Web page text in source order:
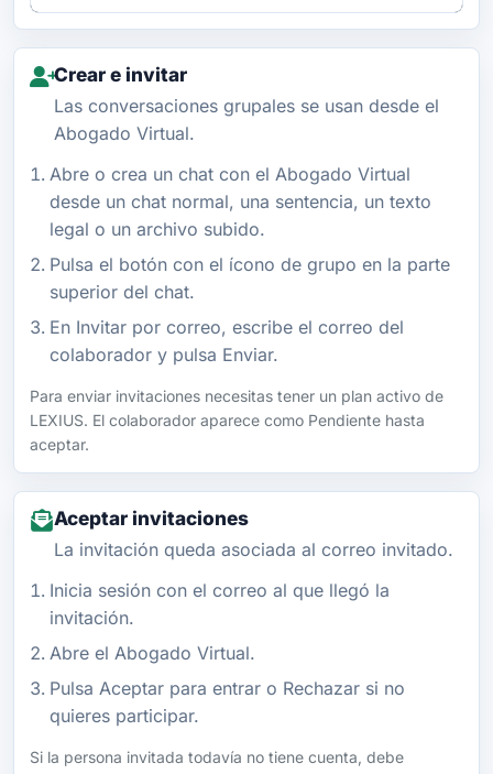
Crear e invitar
Las conversaciones grupales se usan desde el
Abogado Virtual.
Abre o crea un chat con el Abogado Virtual
desde un chat normal, una sentencia, un texto
legal o un archivo subido.
Pulsa el botón con el ícono de grupo en la parte
superior del chat.
En Invitar por correo, escribe el correo del
colaborador y pulsa Enviar.
Para enviar invitaciones necesitas tener un plan activo de
LEXIUS. El colaborador aparece como Pendiente hasta
aceptar.
Aceptar invitaciones
La invitación queda asociada al correo invitado.
Inicia sesión con el correo al que llegó la
invitación.
Abre el Abogado Virtual.
Pulsa Aceptar para entrar o Rechazar si no
quieres participar.
Si la persona invitada todavía no tiene cuenta, debe